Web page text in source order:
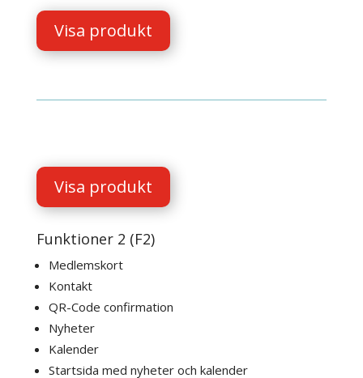
Visa produkt
Visa produkt
Funktioner 2 (F2)
Medlemskort
Kontakt
QR-Code confirmation
Nyheter
Kalender
Startsida med nyheter och kalender